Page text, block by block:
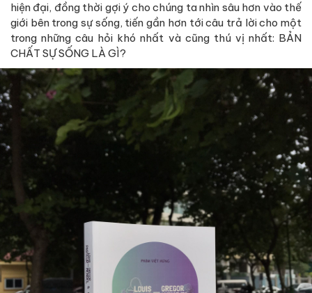
hiện đại, đồng thời gợi ý cho chúng ta nhìn sâu hơn vào thế
giới bên trong sự sống, tiến gần hơn tới câu trả lời cho một
trong những câu hỏi khó nhất và cũng thú vị nhất: BẢN
CHẤT SỰ SỐNG LÀ GÌ?